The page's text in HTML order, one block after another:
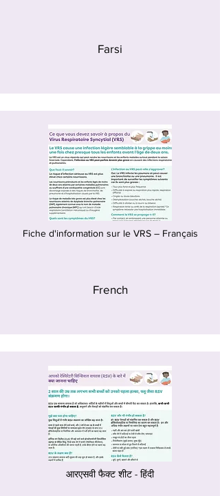
Farsi
Fiche d'information sur le VRS – Français
French
आरएसवी फैक्ट शीट - हिंदी